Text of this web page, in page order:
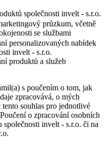
společnosti invelt - s.r.o.
průzkum, včetně
se službami
personalizovaných nabídek
invelt - s.r.o.
produktů a služeb
s poučením o tom, jak
zpracovává, o mých
souhlas pro jednotlivé
o zpracování osobních
invelt - s.r.o. či na